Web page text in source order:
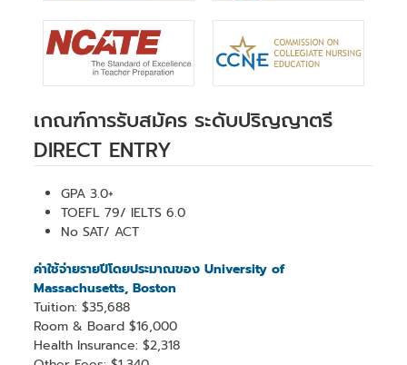
เกณฑ์การรับสมัคร ระดับปริญญาตรี
DIRECT ENTRY
GPA 3.0+
TOEFL 79/ IELTS 6.0
No SAT/ ACT
ค่าใช้จ่ายรายปีโดยประมาณของ University of
Massachusetts, Boston
Tuition: $35,688
Room & Board $16,000
Health Insurance: $2,318